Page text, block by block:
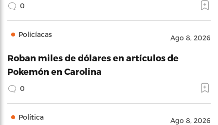
0
Policíacas Ago 8, 2026
Roban miles de dólares en artículos de
Pokemón en Carolina
0
Política Ago 8, 2026